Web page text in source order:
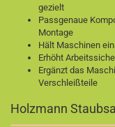
gezielt
Passgenaue
Montage
Hält Maschinen
Erhöht
Ergänzt das
Verschleißteile
Holzmann